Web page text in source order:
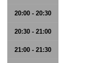
20:00 - 20:30
20:30 - 21:00
21:00 - 21:30